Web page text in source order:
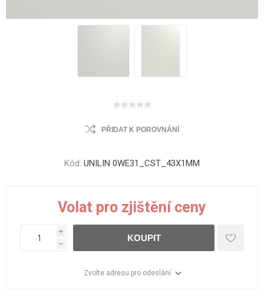
PŘIDAT K POROVNÁNÍ
Kód: UNILIN 0WE31_CST_43X1MM
Volat pro zjištění ceny
i
h
KOUPIT
Zvolte adresu pro odeslání